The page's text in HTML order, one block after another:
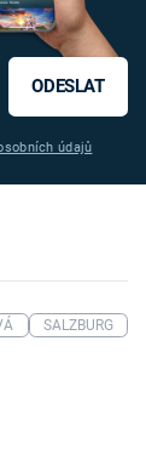
ODESLAT
údajů
SALZBURG